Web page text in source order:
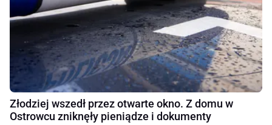
Złodziej wszedł przez otwarte okno. Z domu w
Ostrowcu zniknęły pieniądze i dokumenty